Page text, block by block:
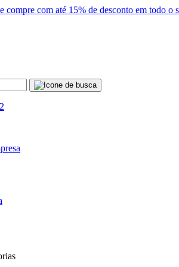
compre com até 15% de desconto em todo o